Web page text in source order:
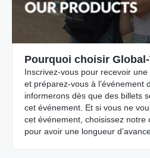
Pourquoi choisir
Inscrivez-vous pour recevoir une
et préparez-vous à l’événement
informerons dès que des billets
cet événement. Et si vous ne
cet événement, choisissez notre
pour avoir une longueur